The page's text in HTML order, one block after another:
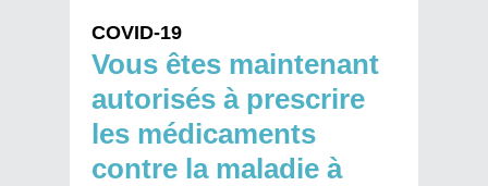
COVID-19
Vous êtes maintenant
autorisés à prescrire
les médicaments
contre la maladie à